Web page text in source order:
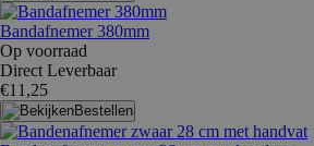
Bandafnemer 380mm
Op voorraad
Direct Leverbaar
€11,25
Bestellen